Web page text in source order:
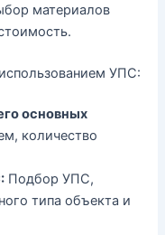
материалов
УПС:
основных
количество
Подбор УПС,
типа объекта и